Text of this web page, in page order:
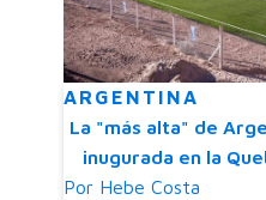
ARGENTINA
La "más alta" de
inugurada en la
Por Hebe Costa